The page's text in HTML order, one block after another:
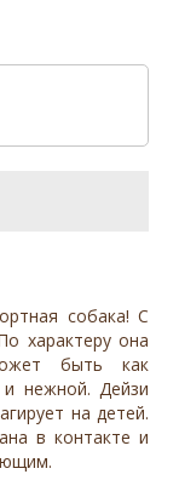
собака! С
характеру она
быть как
нежной. Дейзи
на детей.
в контакте и